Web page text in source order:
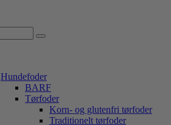
Hundefoder
BARF
Tørfoder
Korn- og glutenfri tørfoder
Traditionelt tørfoder